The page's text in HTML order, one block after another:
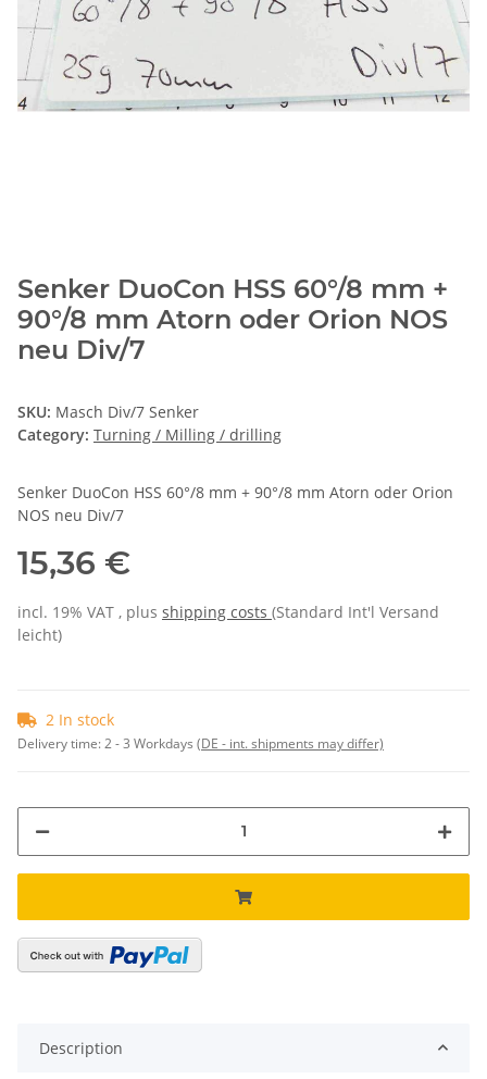
Senker DuoCon HSS 60°/8 mm +
90°/8 mm Atorn oder Orion NOS
neu Div/7
SKU: Masch Div/7 Senker
Category: Turning / Milling / drilling
Senker DuoCon HSS 60°/8 mm + 90°/8 mm Atorn oder Orion
NOS neu Div/7
15,36 €
incl. 19% VAT , plus shipping costs (Standard Int'l Versand
leicht)
2 In stock
Delivery time:2 - 3 Workdays (DE - int. shipments may differ)
Description